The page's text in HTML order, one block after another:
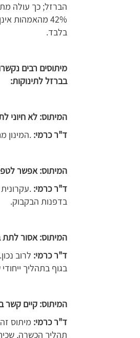
בלבד.
מיתוסים רבים
בברזל לתינוקות:
המיתוס: לא חיוני לתת
ד"ר כרמי: .המינון
המיתוס: אפשר
ד"ר כרמי:
בדפנות הבקבוק.
המיתוס: אסור לתת
ד"ר כרמי:
בגוף בתהליך
המיתוס: קיים קשר
ד"ר כרמי: מיתוס
תהליך הכשרה,